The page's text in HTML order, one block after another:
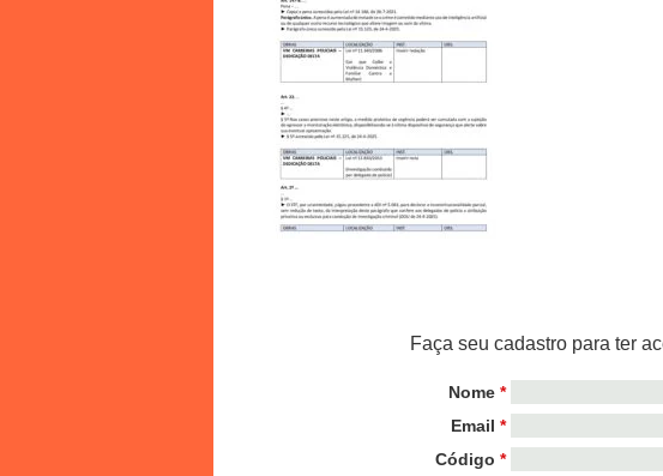
Faça seu cadastro para ter
Nome *
Email *
Código *